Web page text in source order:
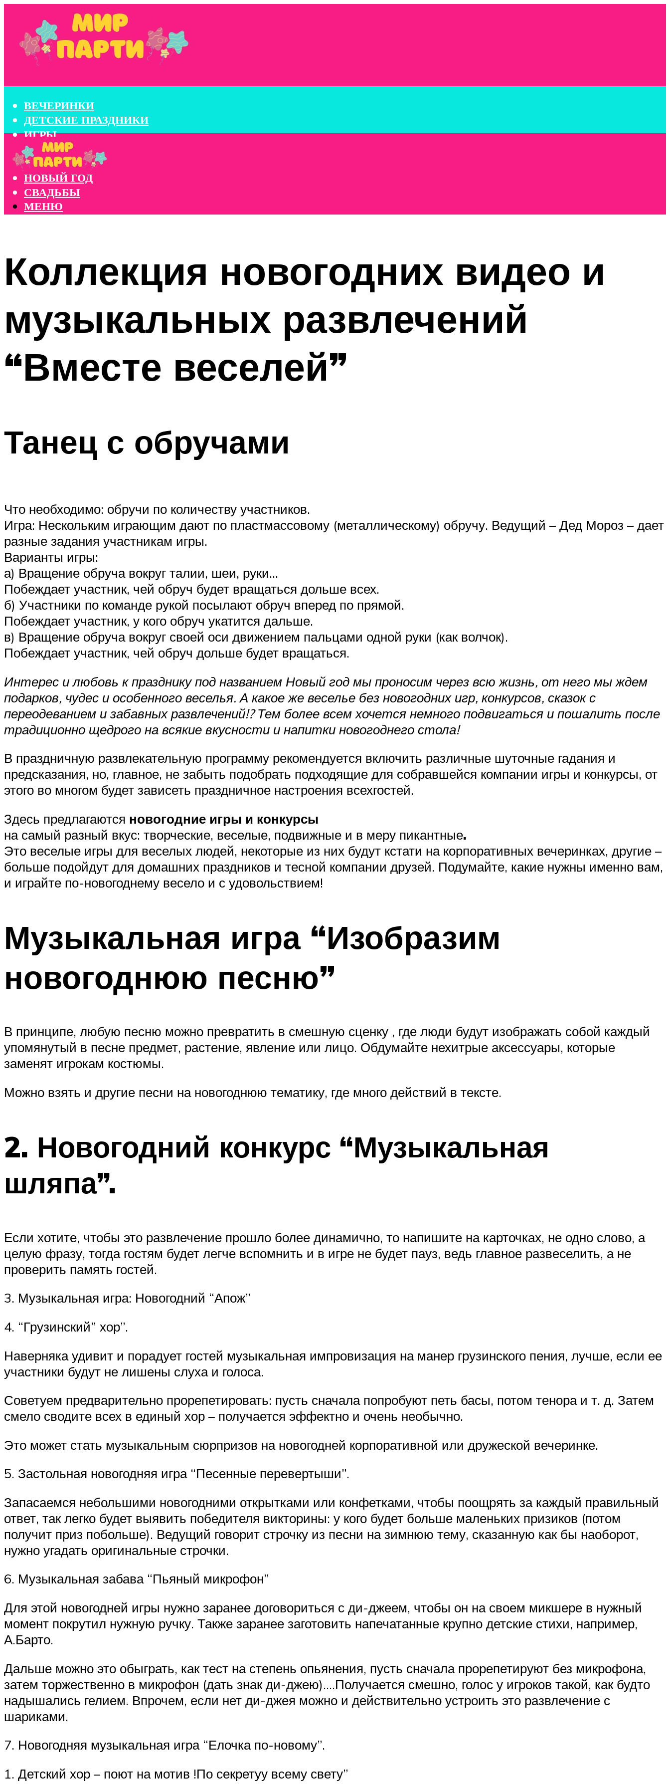
ВЕЧЕРИНКИ
ДЕТСКИЕ ПРАЗДНИКИ
ИГРЫ
КОНКУРСЫ
КОРПОРАТИВЫ
НОВЫЙ ГОД
СВАДЬБЫ
МЕНЮ
Коллекция новогодних видео и
музыкальных развлечений
“Вместе веселей”
Танец с обручами
Что необходимо: обручи по количеству участников.
Игра: Нескольким играющим дают по пластмассовому (металлическому) обручу. Ведущий – Дед Мороз – дает
разные задания участникам игры.
Варианты игры:
а) Вращение обруча вокруг талии, шеи, руки…
Побеждает участник, чей обруч будет вращаться дольше всех.
б) Участники по команде рукой посылают обруч вперед по прямой.
Побеждает участник, у кого обруч укатится дальше.
в) Вращение обруча вокруг своей оси движением пальцами одной руки (как волчок).
Побеждает участник, чей обруч дольше будет вращаться.
Интерес и любовь к празднику под названием Новый год мы проносим через всю жизнь, от него мы ждем
подарков, чудес и особенного веселья. А какое же веселье без новогодних игр, конкурсов, сказок с
переодеванием и забавных развлечений!? Тем более всем хочется немного подвигаться и пошалить после
традиционно щедрого на всякие вкусности и напитки новогоднего стола!
В праздничную развлекательную программу рекомендуется включить различные шуточные гадания и
предсказания, но, главное, не забыть подобрать подходящие для собравшейся компании игры и конкурсы, от
этого во многом будет зависеть праздничное настроения всехгостей.
Здесь предлагаются новогодние игры и конкурсы
на самый разный вкус: творческие, веселые, подвижные и в меру пикантные.
Это веселые игры для веселых людей, некоторые из них будут кстати на корпоративных вечеринках, другие –
больше подойдут для домашних праздников и тесной компании друзей. Подумайте, какие нужны именно вам,
и играйте по-новогоднему весело и с удовольствием!
Музыкальная игра “Изобразим
новогоднюю песню”
В принципе, любую песню можно превратить в смешную сценку , где люди будут изображать собой каждый
упомянутый в песне предмет, растение, явление или лицо. Обдумайте нехитрые аксессуары, которые
заменят игрокам костюмы.
Можно взять и другие песни на новогоднюю тематику, где много действий в тексте.
2. Новогодний конкурс “Музыкальная
шляпа”.
Если хотите, чтобы это развлечение прошло более динамично, то напишите на карточках, не одно слово, а
целую фразу, тогда гостям будет легче вспомнить и в игре не будет пауз, ведь главное развеселить, а не
проверить память гостей.
3. Музыкальная игра: Новогодний “Апож”
4. “Грузинский” хор”.
Наверняка удивит и порадует гостей музыкальная импровизация на манер грузинского пения, лучше, если ее
участники будут не лишены слуха и голоса.
Советуем предварительно прорепетировать: пусть сначала попробуют петь басы, потом тенора и т. д. Затем
смело сводите всех в единый хор – получается эффектно и очень необычно.
Это может стать музыкальным сюрпризов на новогодней корпоративной или дружеской вечеринке.
5. Застольная новогодняя игра “Песенные перевертыши”.
Запасаемся небольшими новогодними открытками или конфетками, чтобы поощрять за каждый правильный
ответ, так легко будет выявить победителя викторины: у кого будет больше маленьких призиков (потом
получит приз побольше). Ведущий говорит строчку из песни на зимнюю тему, сказанную как бы наоборот,
нужно угадать оригинальные строчки.
6. Музыкальная забава “Пьяный микрофон”
Для этой новогодней игры нужно заранее договориться с ди-джеем, чтобы он на своем микшере в нужный
момент покрутил нужную ручку. Также заранее заготовить напечатанные крупно детские стихи, например,
А.Барто.
Дальше можно это обыграть, как тест на степень опьянения, пусть сначала прорепетируют без микрофона,
затем торжественно в микрофон (дать знак ди-джею)….Получается смешно, голос у игроков такой, как будто
надышались гелием. Впрочем, если нет ди-джея можно и действительно устроить это развлечение с
шариками.
7. Новогодняя музыкальная игра “Елочка по-новому”.
1. Детский хор – поют на мотив !По секретуу всему свету”